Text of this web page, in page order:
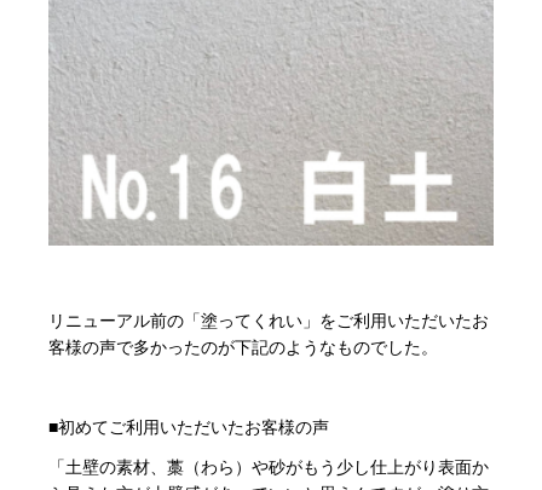
リニューアル前の「塗ってくれい」をご利用いただいたお
客様の声で多かったのが下記のようなものでした。
■初めてご利用いただいたお客様の声
「土壁の素材、藁（わら）や砂がもう少し仕上がり表面か